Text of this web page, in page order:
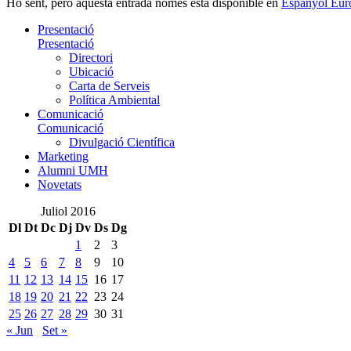
Presentació
Presentació
Directori
Ubicació
Carta de Serveis
Política Ambiental
Comunicació
Comunicació
Divulgació Científica
Marketing
Alumni UMH
Novetats
Juliol 2016
Dl Dt Dc Dj Dv Ds Dg
1
2
3
4
5 6 7 8 9
10
11 12 13 14 15 16 17
18 19 20 21 22 23 24
25 26 27 28 29 30 31
« Jun
Set »